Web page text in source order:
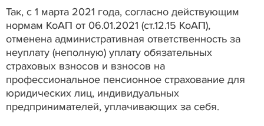
Так, с 1 марта 2021 года, согласно действующим
нормам КоАП от 06.01.2021 (ст.12.15 КоАП),
отменена административная ответственность за
неуплату (неполную) уплату обязательных
страховых взносов и взносов на
профессиональное пенсионное страхование для
юридических лиц, индивидуальных
предпринимателей, уплачивающих за себя.